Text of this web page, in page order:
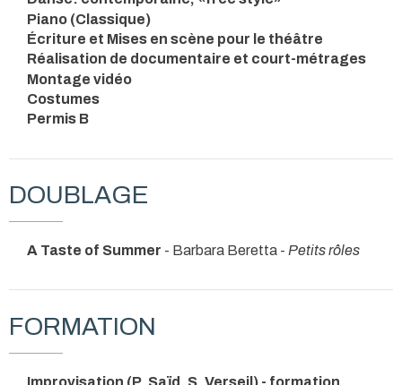
Piano (Classique)
Écriture et Mises en scène pour le théâtre
Réalisation de documentaire et court-métrages
Montage vidéo
Costumes
Permis B
DOUBLAGE
A Taste of Summer - Barbara Beretta - Petits rôles
FORMATION
Improvisation (P. Saïd, S. Verseil) - formation